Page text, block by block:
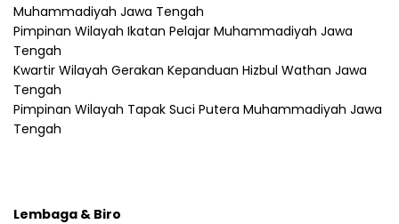
Muhammadiyah Jawa Tengah
Pimpinan Wilayah Ikatan Pelajar Muhammadiyah Jawa
Tengah
Kwartir Wilayah Gerakan Kepanduan Hizbul Wathan Jawa
Tengah
Pimpinan Wilayah Tapak Suci Putera Muhammadiyah Jawa
Tengah
Lembaga & Biro